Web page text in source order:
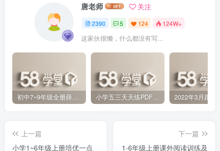
唐老师 关注
2390 5 124 124W+
这家伙很懒，什么都没有写...
初中7~9年级全册薛金星中学教材全解PDF 百度网盘分享下载 小学五三天天练PDF（压缩打包）百度网盘分享下载
上一篇
小学1~6年级上册培优一点
下一篇
1-6年级上册课外阅读训练及